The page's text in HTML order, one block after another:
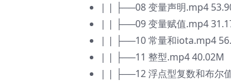
| | ├──08 变量声明.mp4
| | ├──09 变量赋值.mp4
| | ├──10 常量和iota.mp4
| | ├──11 整型.mp4 40.02M
| | ├──12 浮点型复数和布尔